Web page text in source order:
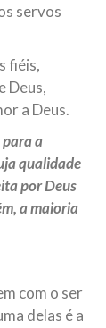
ex-
da
no
ministro das
Sr. Kamal
servos
fiéis,
Deus,
a Deus.
a
qualidade
por Deus
a maioria
com o ser
delas é a